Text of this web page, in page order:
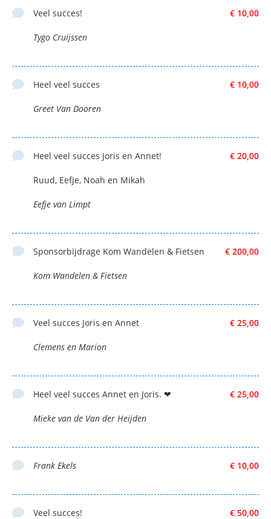
€ 10,00
Veel succes!
Tygo Cruijssen
€ 10,00
Heel veel succes
Greet Van Dooren
€ 20,00
Heel veel succes Joris en Annet!
Ruud, Eefje, Noah en Mikah
Eefje van Limpt
€ 200,00
Sponsorbijdrage Kom Wandelen & Fietsen
Kom Wandelen & Fietsen
€ 25,00
Veel succes Joris en Annet
Clemens en Marion
€ 25,00
Heel veel succes Annet en Joris. ❤
Mieke van de Van der Heijden
€ 10,00
Frank Ekels
€ 50,00
Veel succes!